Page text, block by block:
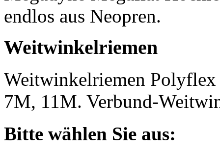
endlos aus Neopren.
Weitwinkelriemen
Weitwinkelriemen
7M, 11M. Verbund-
Bitte wählen Sie aus: